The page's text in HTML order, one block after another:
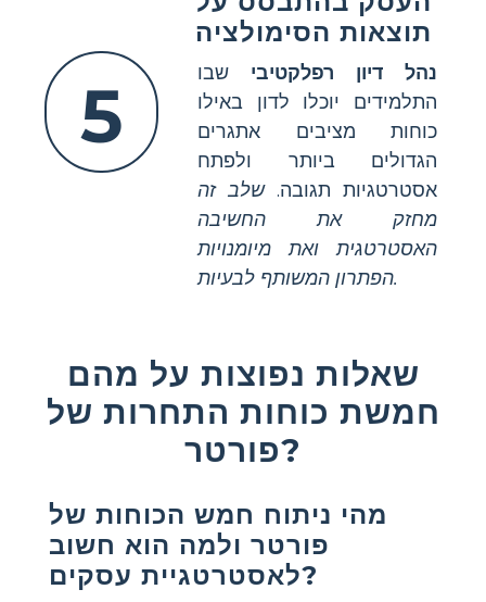
5
תוצאות הסימולציה
נהל דיון רפלקטיבי שבו
התלמידים יוכלו לדון באילו
כוחות מציבים אתגרים
הגדולים ביותר ולפתח
אסטרטגיות תגובה.שלב זה
מחזק את החשיבה
האסטרטגית ואת מיומנויות
הפתרון המשותף לבעיות.
שאלות נפוצות על מהם
חמשת כוחות התחרות של
פורטר?
מהי ניתוח חמש הכוחות של
פורטר ולמה הוא חשוב
לאסטרטגיית עסקים?